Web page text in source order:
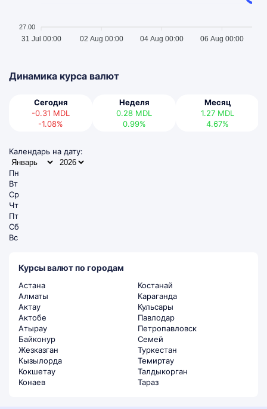
27.00
31 Jul 00:00 02 Aug 00:00 04 Aug 00:00 06 Aug 00:00
Динамика курса валют
Сегодня
-0.31 MDL
-1.08%
Неделя
0.28 MDL
0.99%
Месяц
1.27 MDL
4.67%
Календарь на дату:
Пн
Вт
Ср
Чт
Пт
Сб
Вс
Курсы валют по городам
Астана
Алматы
Актау
Актобе
Атырау
Байконур
Жезказган
Кызылорда
Кокшетау
Конаев
Костанай
Караганда
Кульсары
Павлодар
Петропавловск
Семей
Туркестан
Темиртау
Талдыкорган
Тараз